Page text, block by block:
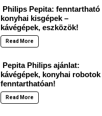
Philips Pepita: fenntartható
konyhai kisgépek –
kávégépek, eszközök!
Read More
Pepita Philips ajánlat:
kávégépek, konyhai robotok
fenntarthatóan!
Read More